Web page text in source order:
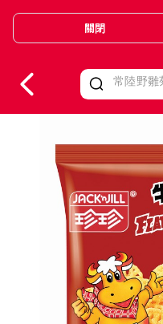
Valid Until 30 June
關閉